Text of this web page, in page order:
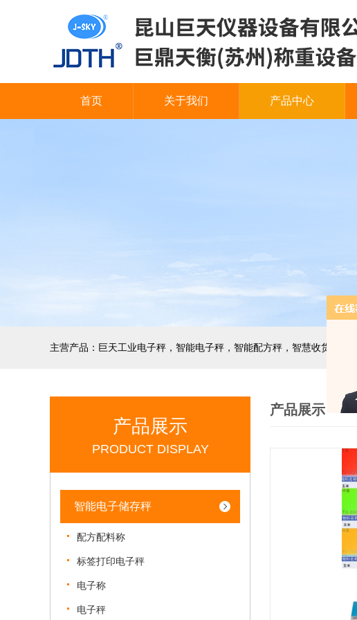
首页 关于我们 产品中心
产品展示
PRODUCT DISPLAY
智能电子储存秤
配方配料称
标签打印电子秤
电子称
电子秤
产品展示